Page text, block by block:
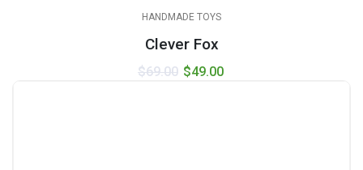
HANDMADE TOYS
Clever Fox
$69.00 $49.00